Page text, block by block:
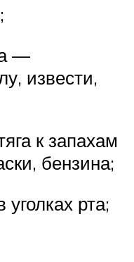
—
извести,
к запахам
бензина;
рта;